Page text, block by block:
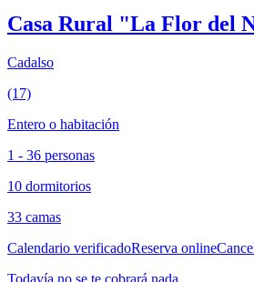
Casa Rural "La Flor del
Cadalso
(17)
Entero o habitación
1 - 36 personas
10 dormitorios
33 camas
Calendario verificadoReserva online
Todavía no se te cobrará nada.